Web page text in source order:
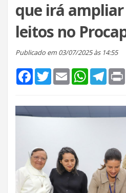
que irá
leitos no
Publicado em 03/07/2025 às 14:55
FacebookTwitterEmail WhatsApp